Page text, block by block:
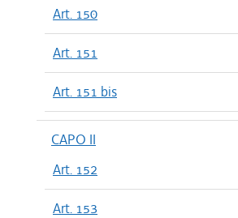
Art. 150
Art. 151
Art. 151 bis
CAPO II
Art. 152
Art. 153